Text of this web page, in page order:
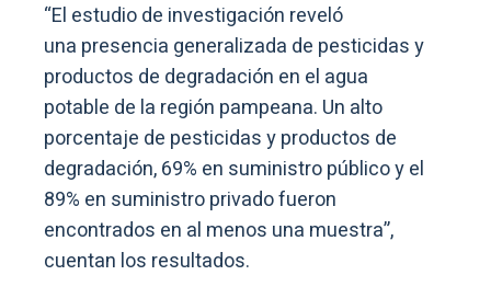
“El estudio de investigación reveló
una presencia generalizada de pesticidas y
productos de degradación en el agua
potable de la región pampeana. Un alto
porcentaje de pesticidas y productos de
degradación, 69% en suministro público y el
89% en suministro privado fueron
encontrados en al menos una muestra”,
cuentan los resultados.